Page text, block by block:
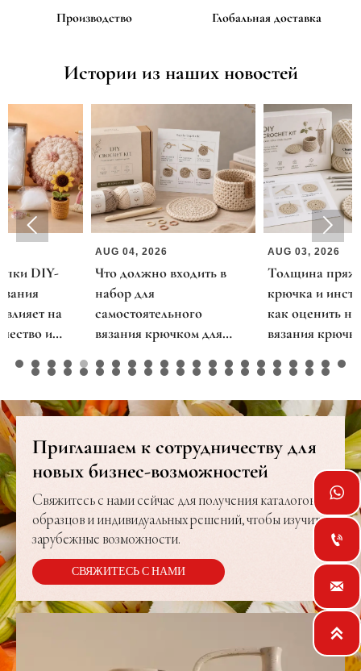
Производство Глобальная доставка
Истории из наших новостей
Что должно входить в
набор для
самостоятельного
вязания крючком для
приобретающих такой
Толщина пряжи, размер
крючка и инструкции:
как оценить набор для
вязания крючком своими
 
Приглашаем к сотрудничеству для
новых бизнес-возможностей
Свяжитесь с нами сейчас для получения каталогов
образцов и индивидуальных решений, чтобы изучить
зарубежные возможности.
СВЯЖИТЕСЬ С НАМИ



